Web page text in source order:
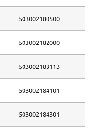
503002180500
503002182000
503002183113
503002184101
503002184301